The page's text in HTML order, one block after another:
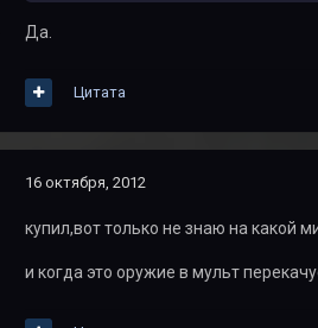
Да.
Цитата
16 октября, 2012
купил,вот только не знаю на какой
и когда это оружие в мульт